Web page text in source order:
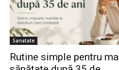
Sanatate
Rutine simple pentru